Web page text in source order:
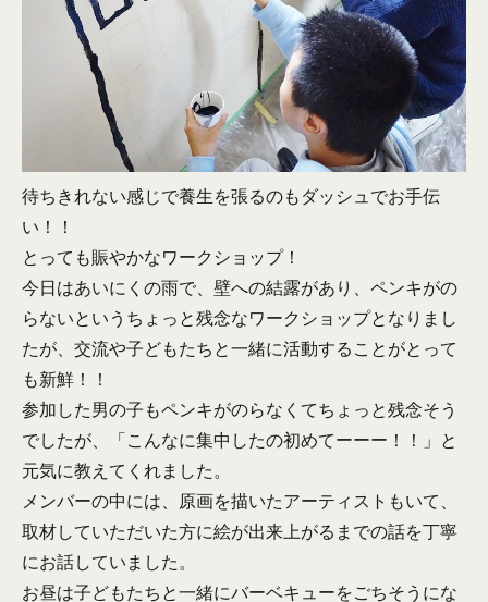
待ちきれない感じで養生を張るのもダッシュでお手伝
い！！
とっても賑やかなワークショップ！
今日はあいにくの雨で、壁への結露があり、ペンキがの
らないというちょっと残念なワークショップとなりまし
たが、交流や子どもたちと一緒に活動することがとって
も新鮮！！
参加した男の子もペンキがのらなくてちょっと残念そう
でしたが、「こんなに集中したの初めてーーー！！」と
元気に教えてくれました。
メンバーの中には、原画を描いたアーティストもいて、
取材していただいた方に絵が出来上がるまでの話を丁寧
にお話していました。
お昼は子どもたちと一緒にバーベキューをごちそうにな